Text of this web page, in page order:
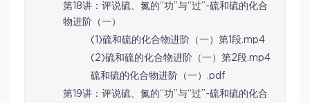
第18讲：评说硫、氮的“功”与“过”-硫和硫的化合
物进阶（一）
(1)硫和硫的化合物进阶（一）第1段.mp4
(2)硫和硫的化合物进阶（一）第2段.mp4
硫和硫的化合物进阶（一）.pdf
第19讲：评说硫、氮的“功”与“过”-硫和硫的化合